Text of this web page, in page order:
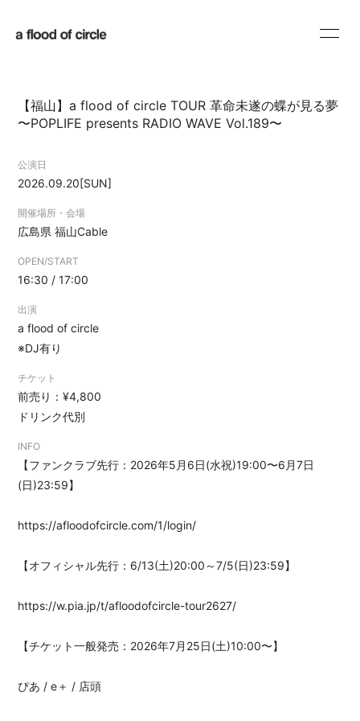
SCHEDULE PROFILE
MOVIE
SHOP
会員登録
【福山】a flood of circle TOUR 革命未遂の蝶が見る夢
〜POPLIFE presents RADIO WAVE Vol.189〜
公演日
2026.09.20[SUN]
開催場所・会場
広島県福山Cable
OPEN/START
16:30 / 17:00
出演
a flood of circle
※DJ有り
チケット
前売り：¥4,800
ドリンク代別
INFO
【ファンクラブ先行：2026年5月6日(水祝)19:00〜6月7日
(日)23:59】
https://afloodofcircle.com/1/login/
【オフィシャル先行：6/13(土)20:00～7/5(日)23:59】
https://w.pia.jp/t/afloodofcircle-tour2627/
【チケット一般発売：2026年7月25日(土)10:00〜】
ぴあ /e＋ / 店頭